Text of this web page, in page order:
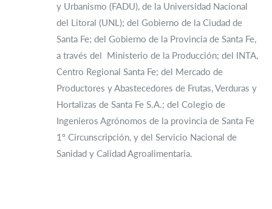
y Urbanismo (FADU), de la Universidad Nacional
del Litoral (UNL); del Gobierno de la Ciudad de
Santa Fe; del Gobierno de la Provincia de Santa Fe,
a través del Ministerio de la Producción; del INTA,
Centro Regional Santa Fe; del Mercado de
Productores y Abastecedores de Frutas, Verduras y
Hortalizas de Santa Fe S.A.; del Colegio de
Ingenieros Agrónomos de la provincia de Santa Fe
1º Circunscripción, y del Servicio Nacional de
Sanidad y Calidad Agroalimentaria.